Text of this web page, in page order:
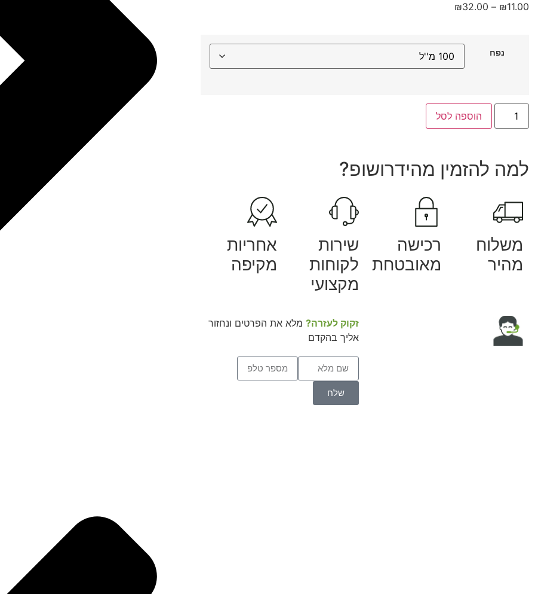
₪11.00
–
₪32.00
נפח
הוספה לסל
למה להזמין מהידרושופ?
משלוח
מהיר
רכישה
מאובטחת
שירות
לקוחות
מקצועי
אחריות
מקיפה
זקוק לעזרה? מלא את הפרטים ונחזור
אליך בהקדם
שלח